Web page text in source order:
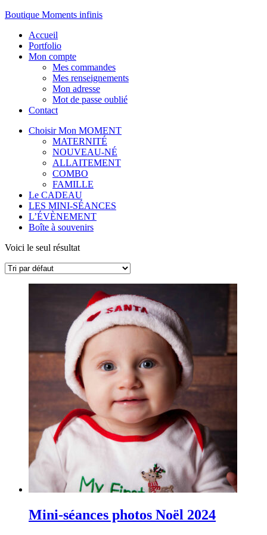
Boutique Moments infinis
Accueil
Portfolio
Mon compte
Mes commandes
Mes renseignements
Mon adresse
Mot de passe oublié
Contact
Choisir Mon MOMENT
MATERNITÉ
NOUVEAU-NÉ
ALLAITEMENT
COMBO
FAMILLE
Le CADEAU
LES MINI-SÉANCES
L’ÉVÈNEMENT
Boîte à souvenirs
Voici le seul résultat
Mini-séances photos Noël 2024